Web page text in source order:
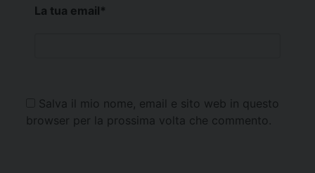
La tua email*
Salva il mio nome, email e sito web in questo
browser per la prossima volta che commento.